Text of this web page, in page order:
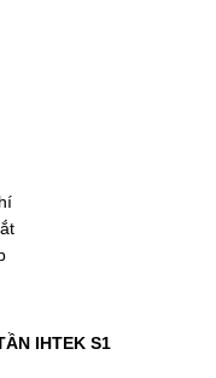
IHTEK S1